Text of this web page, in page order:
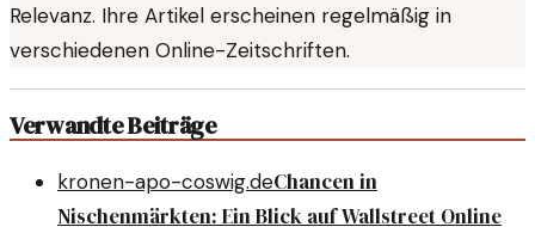
Relevanz. Ihre Artikel erscheinen regelmäßig in
verschiedenen Online-Zeitschriften.
Verwandte Beiträge
kronen-apo-coswig.deChancen in
Nischenmärkten: Ein Blick auf Wallstreet Online